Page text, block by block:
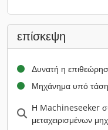
επίσκεψη
Δυνατή η
Μηχάνημα υπό τάση
Η Machineseeker
μεταχειρισμένων